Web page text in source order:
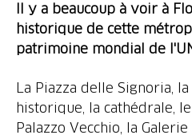
Il y a beaucoup à voir à
historique de cette
patrimoine mondial de
La Piazza delle Signoria,
historique, la cathédrale,
Palazzo Vecchio, la